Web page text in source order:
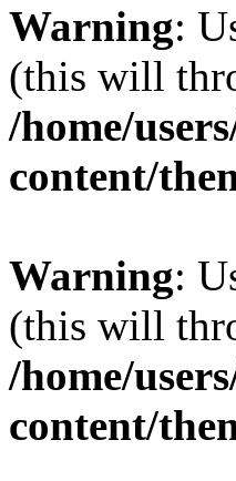
Warning:
(this will
/home/
content/
Warning:
(this will
/home/
content/